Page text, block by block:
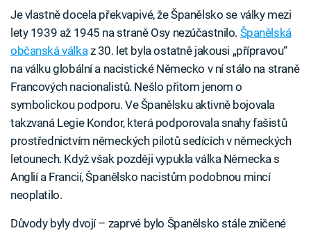
Je vlastně docela překvapivé, že Španělsko se války mezi
lety 1939 až 1945 na straně Osy nezúčastnilo. Španělská
občanská válka z 30. let byla ostatně jakousi „přípravou“
na válku globální a nacistické Německo v ní stálo na straně
Francových nacionalistů. Nešlo přitom jenom o
symbolickou podporu. Ve Španělsku aktivně bojovala
takzvaná Legie Kondor, která podporovala snahy fašistů
prostřednictvím německých pilotů sedících v německých
letounech. Když však později vypukla válka Německa s
Anglií a Francií, Španělsko nacistům podobnou mincí
neoplatilo.
Důvody byly dvojí – zaprvé bylo Španělsko stále zničené